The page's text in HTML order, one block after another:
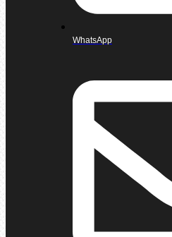
WhatsApp